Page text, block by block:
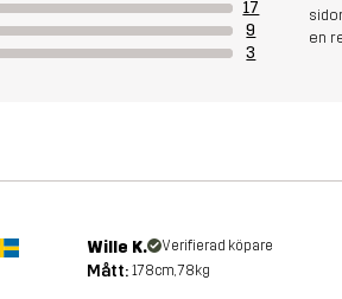
17
9
3
en
Wille K. Verifierad köpare
Mått: 178cm, 78kg